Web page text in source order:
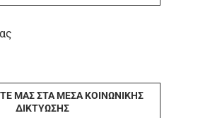
ΜΑΣ ΣΤΑ ΜΈΣΑ ΚΟΙΝΩΝΙΚΉΣ
ΔΙΚΤΎΩΣΗΣ